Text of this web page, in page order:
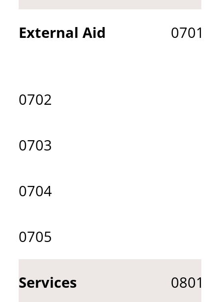
External Aid 0701
0702
0703
0704
0705
Services 0801